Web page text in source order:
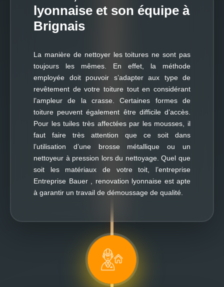
lyonnaise et son équipe à
Brignais
La manière de nettoyer les toitures ne sont pas
toujours les mêmes. En effet, la méthode
employée doit pouvoir s’adapter aux type de
revêtement de votre toiture tout en considérant
l’ampleur de la crasse. Certaines formes de
toiture peuvent également être difficile d’accès.
Pour les tuiles très affectées par les mousses, il
faut faire très attention que ce soit dans
l’utilisation d’une brosse métallique ou un
nettoyeur à pression lors du nettoyage. Quel que
soit les matériaux de votre toit, l’entreprise
Entreprise Bauer , renovation lyonnaise est apte
à garantir un travail de démoussage de qualité.